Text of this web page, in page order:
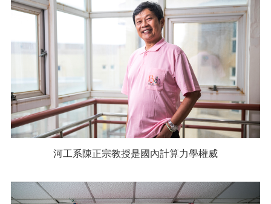
河工系陳正宗教授是國內計算力學權威